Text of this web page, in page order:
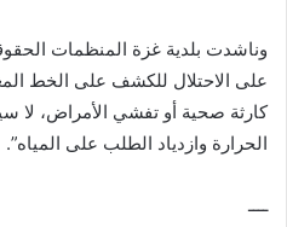
وناشدت بلدية غزة المنظمات
على الاحتلال للكشف على الخط
كارثة صحية أو تفشي الأمراض، لا
الحرارة وازدياد الطلب على المياه”.
ــــ